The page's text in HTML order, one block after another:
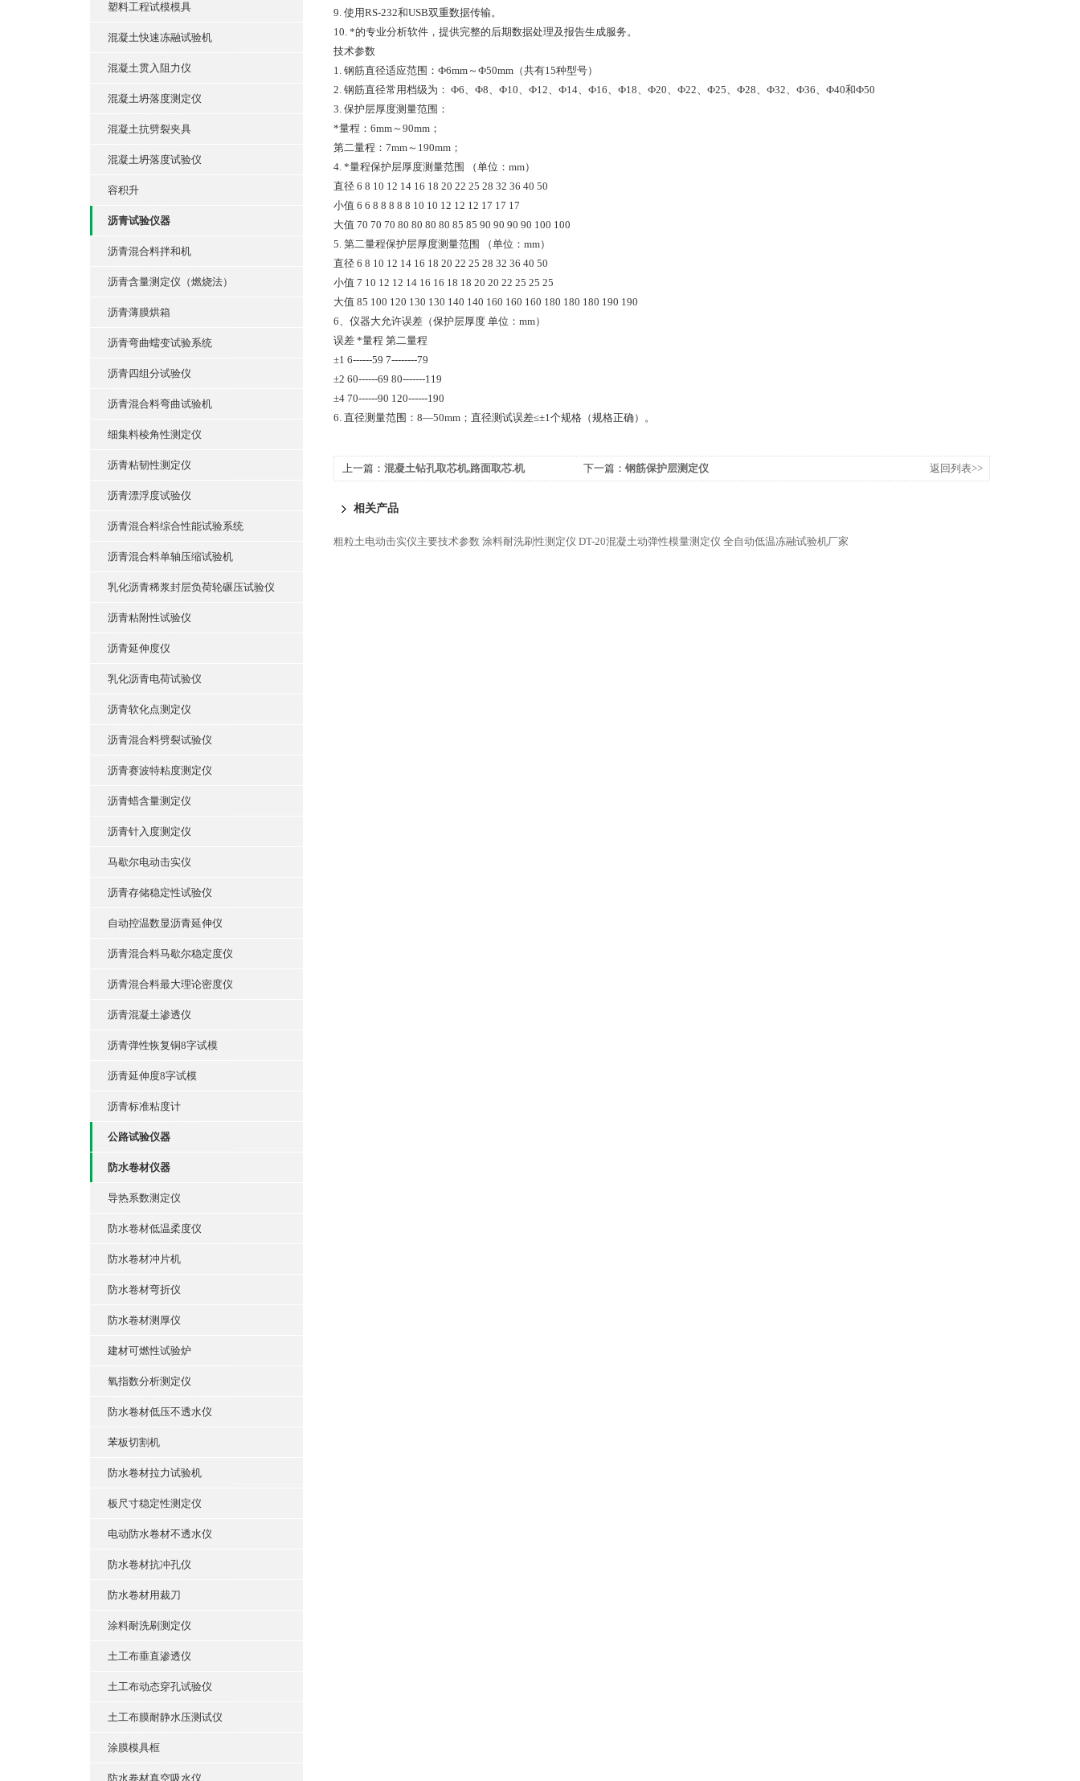
塑料工程试模模具
混凝土快速冻融试验机
混凝土贯入阻力仪
混凝土坍落度测定仪
混凝土抗劈裂夹具
混凝土坍落度试验仪
容积升
沥青试验仪器
沥青混合料拌和机
沥青含量测定仪（燃烧法）
沥青薄膜烘箱
沥青弯曲蠕变试验系统
沥青四组分试验仪
沥青混合料弯曲试验机
细集料棱角性测定仪
沥青粘韧性测定仪
沥青漂浮度试验仪
沥青混合料综合性能试验系统
沥青混合料单轴压缩试验机
乳化沥青稀浆封层负荷轮碾压试验仪
沥青粘附性试验仪
沥青延伸度仪
乳化沥青电荷试验仪
沥青软化点测定仪
沥青混合料劈裂试验仪
沥青赛波特粘度测定仪
沥青蜡含量测定仪
沥青针入度测定仪
马歇尔电动击实仪
沥青存储稳定性试验仪
自动控温数显沥青延伸仪
沥青混合料马歇尔稳定度仪
沥青混合料最大理论密度仪
沥青混凝土渗透仪
沥青弹性恢复铜8字试模
沥青延伸度8字试模
沥青标准粘度计
公路试验仪器
防水卷材仪器
导热系数测定仪
防水卷材低温柔度仪
防水卷材冲片机
防水卷材弯折仪
防水卷材测厚仪
建材可燃性试验炉
氧指数分析测定仪
防水卷材低压不透水仪
苯板切割机
防水卷材拉力试验机
板尺寸稳定性测定仪
电动防水卷材不透水仪
防水卷材抗冲孔仪
防水卷材用裁刀
涂料耐洗刷测定仪
土工布垂直渗透仪
土工布动态穿孔试验仪
土工布膜耐静水压测试仪
涂膜模具框
防水卷材真空吸水仪
9. 使用RS-232和USB双重数据传输。
10. *的专业分析软件，提供完整的后期数据处理及报告生成服务。
技术参数
1. 钢筋直径适应范围：Ф6mm～Ф50mm（共有15种型号）
2. 钢筋直径常用档级为： Ф6、Ф8、Ф10、Ф12、Ф14、Ф16、Ф18、Ф20、Ф22、Ф25、Ф28、Ф32、Ф36、Ф40和Ф50
3. 保护层厚度测量范围：
*量程：6mm～90mm；
第二量程：7mm～190mm；
4. *量程保护层厚度测量范围 （单位：mm）
直径 6 8 10 12 14 16 18 20 22 25 28 32 36 40 50
小值 6 6 8 8 8 8 8 10 10 12 12 12 17 17 17
大值 70 70 70 80 80 80 80 85 85 90 90 90 90 100 100
5. 第二量程保护层厚度测量范围 （单位：mm）
直径 6 8 10 12 14 16 18 20 22 25 28 32 36 40 50
小值 7 10 12 12 14 16 16 18 18 20 20 22 25 25 25
大值 85 100 120 130 130 140 140 160 160 160 180 180 180 190 190
6、仪器大允许误差（保护层厚度 单位：mm）
误差 *量程 第二量程
±1 6------59 7--------79
±2 60------69 80-------119
±4 70------90 120------190
6. 直径测量范围：8—50mm；直径测试误差≤±1个规格（规格正确）。
上一篇： 混凝土钻孔取芯机,路面取芯.机 下一篇： 钢筋保护层测定仪 返回列表>>
相关产品
粗粒土电动击实仪主要技术参数 涂料耐洗刷性测定仪 DT-20混凝土动弹性模量测定仪 全自动低温冻融试验机厂家